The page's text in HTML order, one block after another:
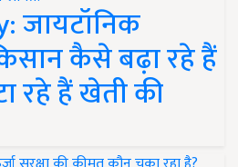
जायटॉनिक
कैसे बढ़ा रहे हैं
रहे हैं खेती की